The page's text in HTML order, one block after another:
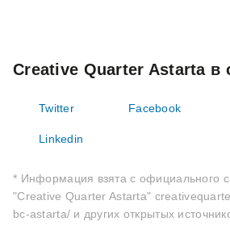
Creative Quarter Astarta в
Twitter Facebook
Linkedin
* Информация взята с официального
"Creative Quarter Astarta"
bc-astarta/ и других открытых